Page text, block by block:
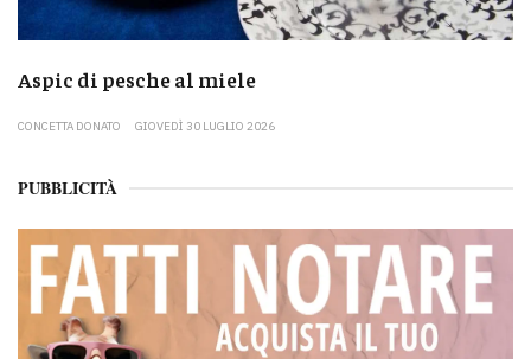
Aspic di pesche al miele
CONCETTA DONATO GIOVEDÌ 30 LUGLIO 2026
PUBBLICITÀ